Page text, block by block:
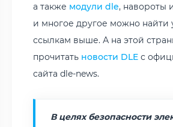
а также модули dle, навороты
и многое другое можно найти
ссылкам выше. А на этой
прочитать новости DLE с
сайта dle-news.
В целях безопасности